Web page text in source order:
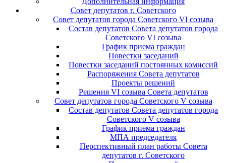
Совет депутатов г. Советского
Совет депутатов города Советского VI созыва
Состав депутатов Совета депутатов города
Советского VI созыва
График приема граждан
Повестки заседаний
Повестки заседаний постоянных комиссий
Распоряжения Совета депутатов
Проекты решений
Решения VI созыва Совета депутатов
Совет депутатов города Советского V созыва
Состав депутатов Совета депутатов города
Советского V созыва
График приема граждан
МПА председателя
Перспективный план работы Совета
депутатов г. Советского